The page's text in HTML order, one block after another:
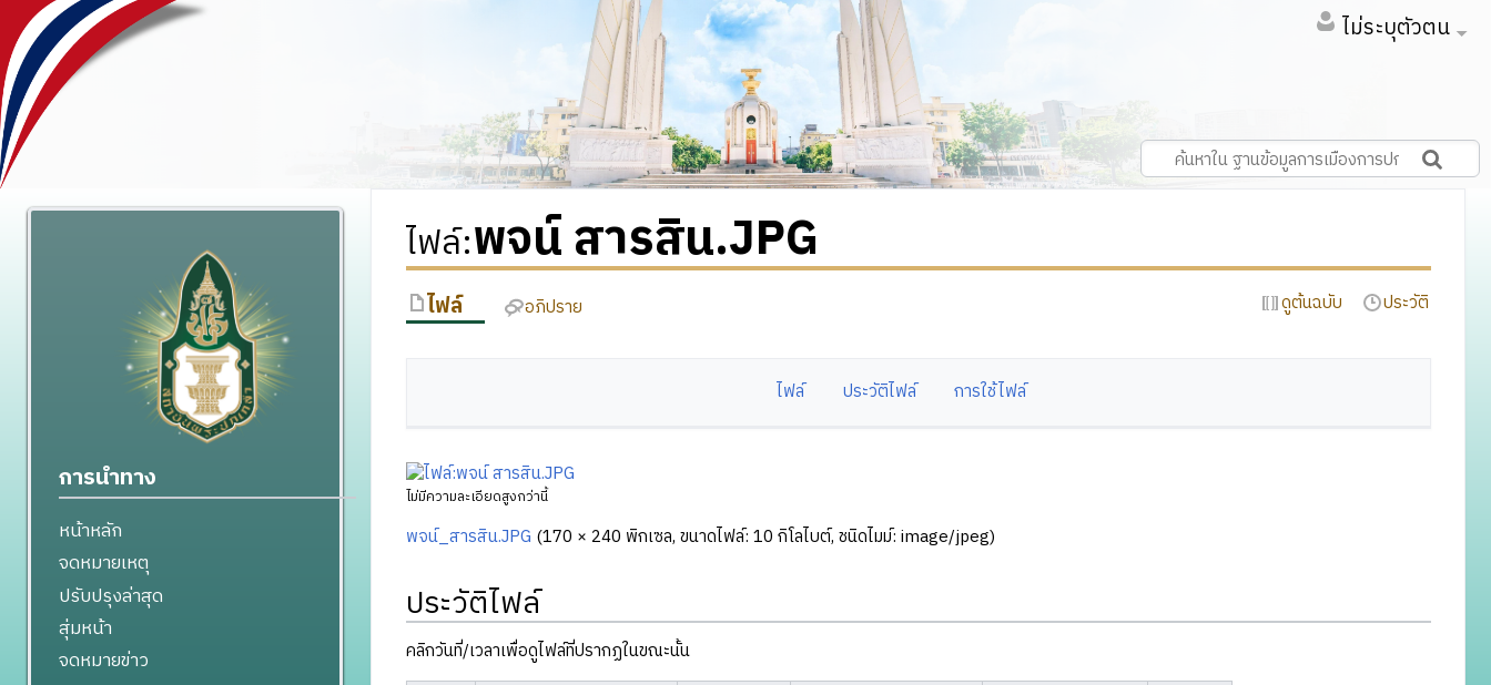
ไม่ระบุตัวตน
ไฟล์:พจน์ สารสิน.JPG
ไฟล์ อภิปราย ดูต้นฉบับ ประวัติ
ไฟล์ ประวัติไฟล์ การใช้ไฟล์
ไม่มีความละเอียดสูงกว่านี้
พจน์_สารสิน.JPG (170 × 240 พิกเซล, ขนาดไฟล์: 10 กิโลไบต์, ชนิดไมม์: image/jpeg)
ประวัติไฟล์
คลิกวันที่/เวลาเพื่อดูไฟล์ที่ปรากฏในขณะนั้น
การนำทาง
หน้าหลัก
จดหมายเหตุ
ปรับปรุงล่าสุด
สุ่มหน้า
จดหมายข่าว